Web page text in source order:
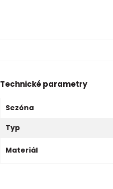
Technické parametry
Sezóna
Typ
Materiál